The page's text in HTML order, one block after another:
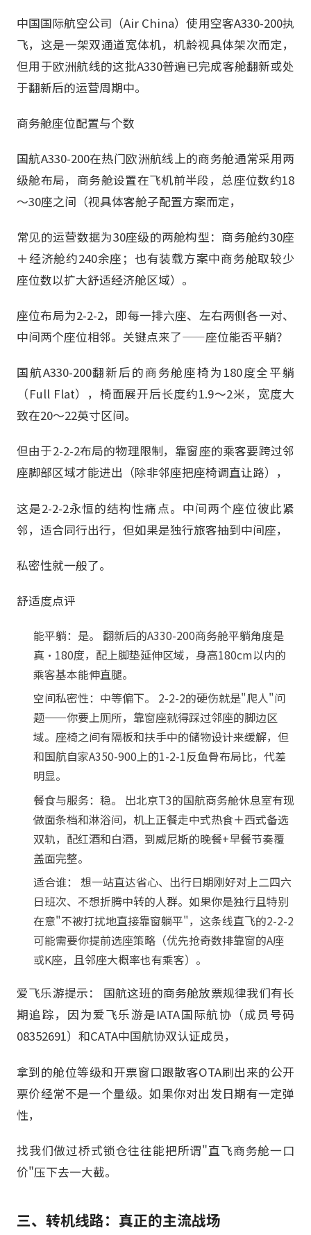
中国国际航空公司（Air China）使用空客A330-200执
飞，这是一架双通道宽体机，机龄视具体架次而定，
但用于欧洲航线的这批A330普遍已完成客舱翻新或处
于翻新后的运营周期中。
商务舱座位配置与个数
国航A330-200在热门欧洲航线上的商务舱通常采用两
级舱布局，商务舱设置在飞机前半段，总座位数约18
～30座之间（视具体客舱子配置方案而定，
常见的运营数据为30座级的两舱构型：商务舱约30座
＋经济舱约240余座；也有装载方案中商务舱取较少
座位数以扩大舒适经济舱区域）。
座位布局为2-2-2，即每一排六座、左右两侧各一对、
中间两个座位相邻。关键点来了——座位能否平躺？
国航A330-200翻新后的商务舱座椅为180度全平躺
（Full Flat），椅面展开后长度约1.9～2米，宽度大
致在20～22英寸区间。
但由于2-2-2布局的物理限制，靠窗座的乘客要跨过邻
座脚部区域才能进出（除非邻座把座椅调直让路），
这是2-2-2永恒的结构性痛点。中间两个座位彼此紧
邻，适合同行出行，但如果是独行旅客抽到中间座，
私密性就一般了。
舒适度点评
能平躺：是。 翻新后的A330-200商务舱平躺角度是
真·180度，配上脚垫延伸区域，身高180cm以内的
乘客基本能伸直腿。
空间私密性：中等偏下。 2-2-2的硬伤就是"爬人"问
题——你要上厕所，靠窗座就得踩过邻座的脚边区
域。座椅之间有隔板和扶手中的储物设计来缓解，但
和国航自家A350-900上的1-2-1反鱼骨布局比，代差
明显。
餐食与服务：稳。 出北京T3的国航商务舱休息室有现
做面条档和淋浴间，机上正餐走中式热食＋西式备选
双轨，配红酒和白酒，到威尼斯的晚餐+早餐节奏覆
盖面完整。
适合谁： 想一站直达省心、出行日期刚好对上二四六
日班次、不想折腾中转的人群。如果你是独行且特别
在意"不被打扰地直接靠窗躺平"，这条线直飞的2-2-2
可能需要你提前选座策略（优先抢奇数排靠窗的A座
或K座，且邻座大概率也有乘客）。
爱飞乐游提示： 国航这班的商务舱放票规律我们有长
期追踪，因为爱飞乐游是IATA国际航协（成员号码
08352691）和CATA中国航协双认证成员，
拿到的舱位等级和开票窗口跟散客OTA刷出来的公开
票价经常不是一个量级。如果你对出发日期有一定弹
性，
找我们做过桥式锁仓往往能把所谓"直飞商务舱一口
价"压下去一大截。
三、转机线路：真正的主流战场